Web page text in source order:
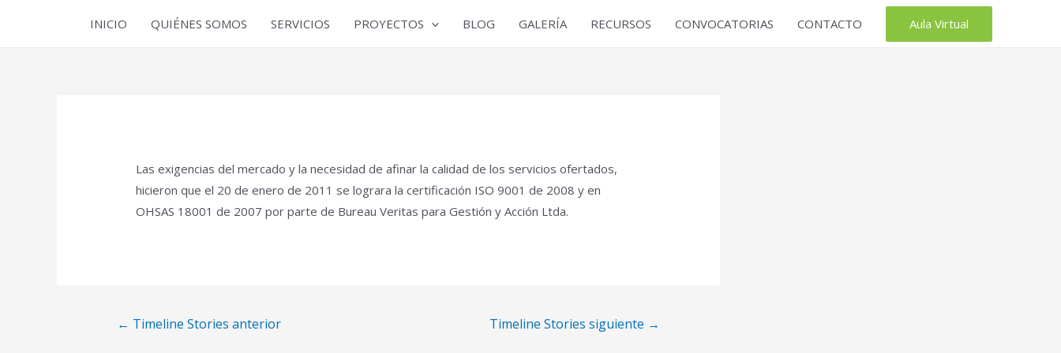
INICIO QUIÉNES SOMOS SERVICIOS PROYECTOS BLOG GALERÍA RECURSOS CONVOCATORIAS CONTACTO Aula Virtual
Las exigencias del mercado y la necesidad de afinar la calidad de los servicios ofertados,
hicieron que el 20 de enero de 2011 se lograra la certificación ISO 9001 de 2008 y en
OHSAS 18001 de 2007 por parte de Bureau Veritas para Gestión y Acción Ltda.
← Timeline Stories anterior Timeline Stories siguiente →